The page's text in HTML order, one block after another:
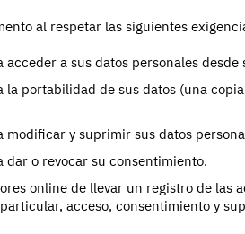
al respetar las siguientes
acceder a sus datos personales
la portabilidad de sus datos (una
modificar y suprimir sus datos
dar o revocar su consentimiento.
online de llevar un registro de las
acceso, consentimiento y